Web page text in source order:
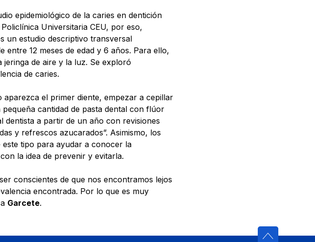
epidemiológico de la caries en dentición
Universitaria CEU, por eso,
un estudio descriptivo transversal
12 meses de edad y 6 años. Para ello,
de aire y la luz. Se exploró
de caries.
aparezca el primer diente, empezar a cepillar
cantidad de pasta dental con flúor
dentista a partir de un año con revisiones
y refrescos azucarados”. Asimismo, los
tipo para ayudar a conocer la
la idea de prevenir y evitarla.
conscientes de que nos encontramos lejos
encontrada. Por lo que es muy
Garcete.